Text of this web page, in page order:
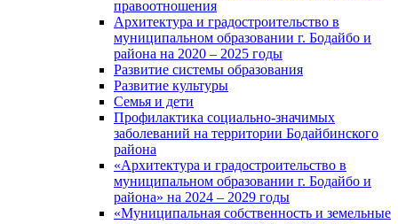
правоотношения
Архитектура и градостроительство в
муниципальном образовании г. Бодайбо и
района на 2020 – 2025 годы
Развитие системы образования
Развитие культуры
Семья и дети
Профилактика социально-значимых
заболеваний на территории Бодайбинского
района
«Архитектура и градостроительство в
муниципальном образовании г. Бодайбо и
района» на 2024 – 2029 годы
«Муниципальная собственность и земельные